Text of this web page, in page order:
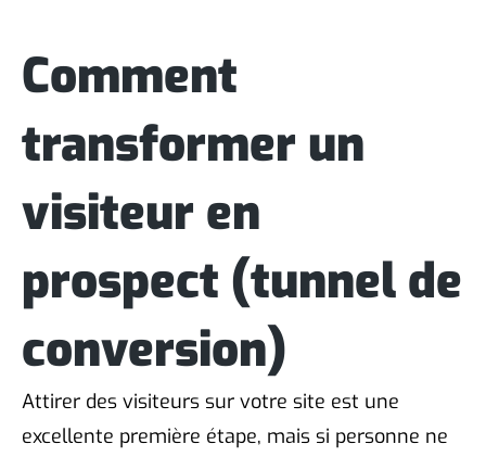
Comment
transformer un
visiteur en
prospect (tunnel de
conversion)
Attirer des visiteurs sur votre site est une
excellente première étape, mais si personne ne